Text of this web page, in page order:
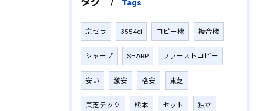
Tags
京セラ 3554ci コピー機 複合機
シャープ SHARP ファーストコピー
安い 激安 格安 東芝
東芝テック 熊本 セット 独立